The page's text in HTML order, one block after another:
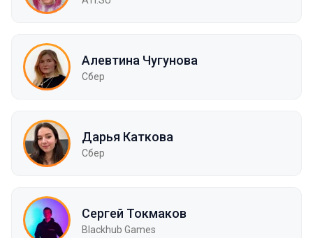
Алевтина Чугунова
Сбер
Дарья Каткова
Сбер
Сергей Токмаков
Blackhub Games